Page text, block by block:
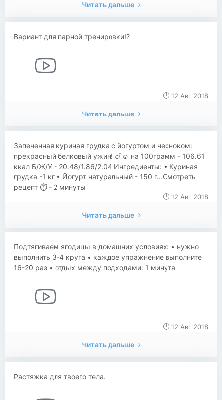
Читать дальше
Вариант для парной тренировки!?
12 Авг 2018
Читать дальше
​​Запеченная куриная грудка с йогуртом и чесноком:
прекрасный белковый ужин! 🍗☺ на 100грамм - 106.61
ккал Б/Ж/У - 20.48/1.86/2.04 Ингредиенты: • Куриная
грудка -1 кг • Йогурт натуральный - 150 г...Смотреть
рецепт ⏱ - 2 минуты
12 Авг 2018
Читать дальше
Подтягиваем ягодицы в домашних условиях: • нужно
выполнить 3-4 круга • каждое упражнение выполните
16-20 раз • отдых между подходами: 1 минута
12 Авг 2018
Читать дальше
Растяжка для твоего тела.